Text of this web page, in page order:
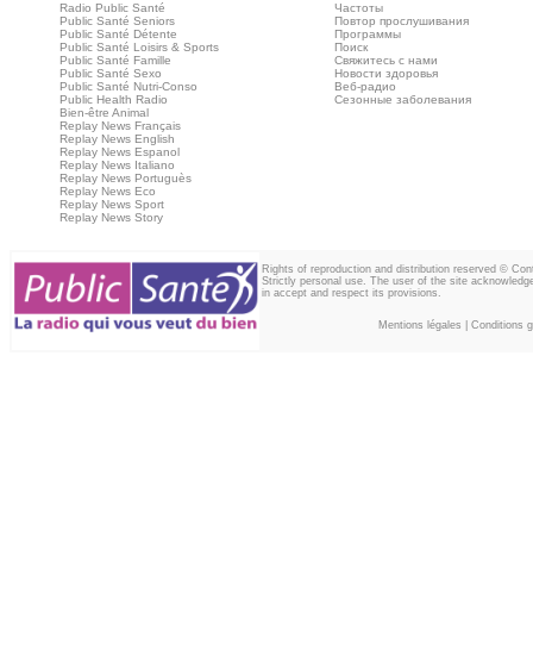
Radio Public Santé
Public Santé Seniors
Public Santé Détente
Public Santé Loisirs & Sports
Public Santé Famille
Public Santé Sexo
Public Santé Nutri-Conso
Public Health Radio
Bien-être Animal
Replay News Français
Replay News English
Replay News Espanol
Replay News Italiano
Replay News Portuguès
Replay News Eco
Replay News Sport
Replay News Story
Частоты
Повтор прослушивания
Программы
Поиск
Свяжитесь с нами
Новости здоровья
Веб‑радио
Сезонные заболевания
Rights of reproduction and distribution reserved ©
Strictly personal use. The user of the site
in accept and respect its provisions.
Mentions légales Conditions